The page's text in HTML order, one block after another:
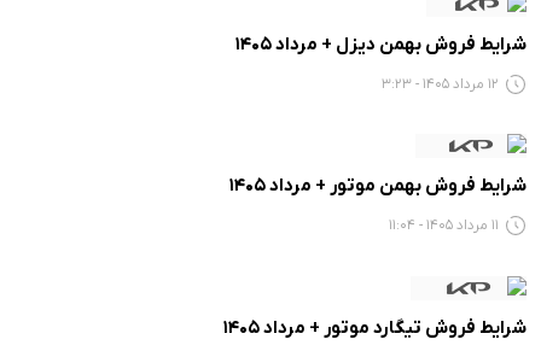
شرایط فروش بهمن دیزل + مرداد 1405
12 مرداد 1405 - 3:23
شرایط فروش بهمن موتور + مرداد 1405
11 مرداد 1405 - 11:04
شرایط فروش تیگارد موتور + مرداد 1405